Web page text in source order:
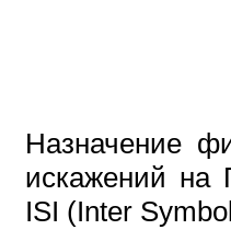
Назначение
искажений на
ISI (Inter